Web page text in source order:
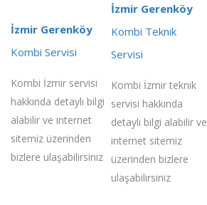
İzmir Gerenköy
Kombi Servisi
Kombi İzmir servisi
hakkında detaylı bilgi
alabilir ve internet
sitemiz üzerinden
bizlere ulaşabilirsiniz
İzmir Gerenköy
Kombi Teknik
Servisi
Kombi İzmir teknik
servisi hakkında
detaylı bilgi alabilir ve
internet sitemiz
üzerinden bizlere
ulaşabilirsiniz